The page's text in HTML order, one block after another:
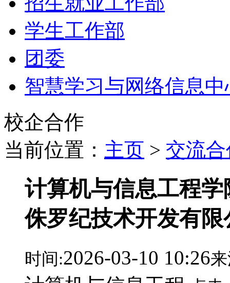
学生工作部
团委
智慧学习与网络信息中
校企合作
当前位置： 主页 > 交流
计算机与信息工程
侏罗纪技术开发有
时间:2026-03-10 10:26